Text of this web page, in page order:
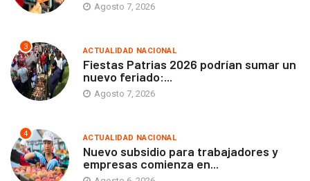
Agosto 7, 2026
3 ACTUALIDAD NACIONAL
Fiestas Patrias 2026 podrían sumar un
nuevo feriado:...
Agosto 7, 2026
4 ACTUALIDAD NACIONAL
Nuevo subsidio para trabajadores y
empresas comienza en...